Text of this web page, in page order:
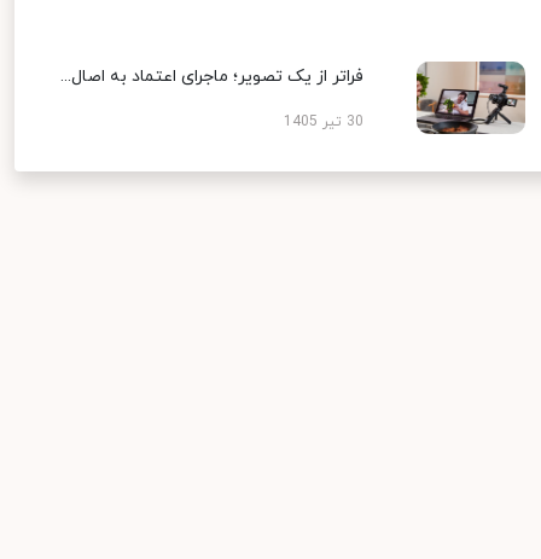
فراتر از یک تصویر؛ ماجرای اعتماد به اصال...
30 تیر 1405